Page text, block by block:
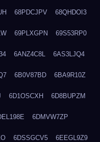
68PDCJPV 68QHDOI3
69PLXGPN 69S53RP0
6ANZ4C8L 6AS3LJQ4
6B0V87BD 6BA9R10Z
6D1OSCXH 6D8BUPZM
6DMVW7ZP
6DSSGCV5 6EEGL9Z9